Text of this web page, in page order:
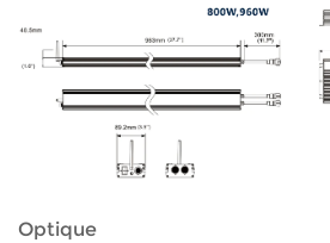
Optique